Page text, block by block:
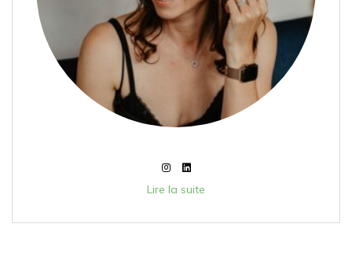
Lire la suite